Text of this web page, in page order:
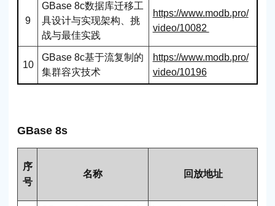
9
GBase 8c数据库迁移工
具设计与实现架构、挑
战与最佳实践
https://www.modb.pro/
video/10082
10
GBase 8c基于流复制的
集群容灾技术
https://www.modb.pro/
video/10196
GBase 8s
序
号
名称 回放地址